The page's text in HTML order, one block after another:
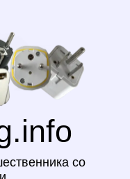
со